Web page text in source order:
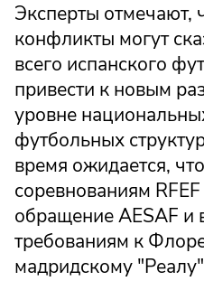
Эксперты отмечают,
конфликты могут
всего испанского
привести к новым
уровне
футбольных
время ожидается,
соревнованиям
обращение AESAF и
требованиям к
мадридскому